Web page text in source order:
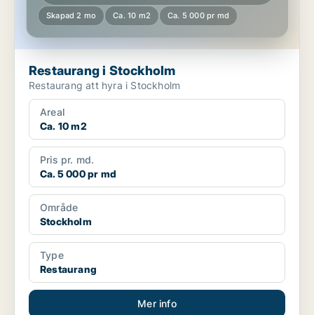
Skapad 2 mo Ca. 10 m2 Ca. 5 000 pr md
Restaurang i Stockholm
Restaurang att hyra i Stockholm
Areal
Ca. 10 m2
Pris pr. md.
Ca. 5 000 pr md
Område
Stockholm
Type
Restaurang
Mer info